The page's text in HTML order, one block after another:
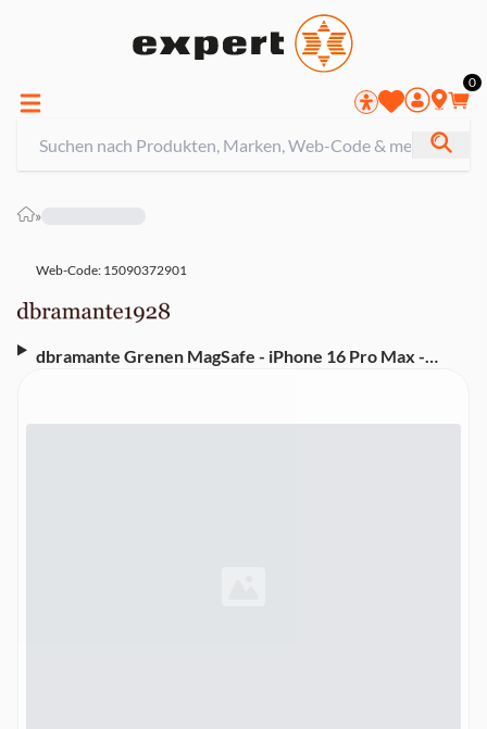
0
»
Web-Code: 15090372901
dbramante Grenen MagSafe - iPhone 16 Pro Max -